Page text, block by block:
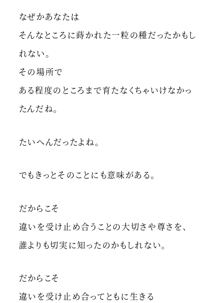
なぜかあなたは
そんなところに蒔かれた一粒の種だったかもし
れない。
その場所で
ある程度のところまで育たなくちゃいけなかっ
たんだね。
たいへんだったよね。
でもきっとそのことにも意味がある。
だからこそ
違いを受け止め合うことの大切さや尊さを、
誰よりも切実に知ったのかもしれない。
だからこそ
違いを受け止め合ってともに生きる